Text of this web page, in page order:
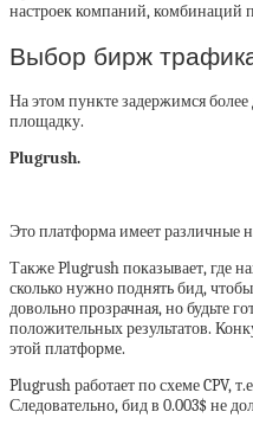
настроек компаний, комбинаций
Выбор бирж
На этом пункте задержимся
площадку.
Plugrush.
Это платформа имеет различные
Также Plugrush показывает, где
сколько нужно поднять бид,
довольно прозрачная, но будьте
положительных результатов.
этой платформе.
Plugrush работает по схеме CPV,
Следовательно, бид в 0.003$ не